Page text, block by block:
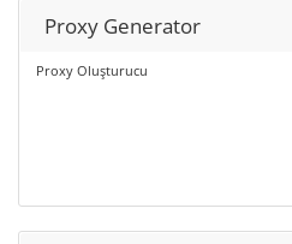
Proxy Generator
Proxy Oluşturucu